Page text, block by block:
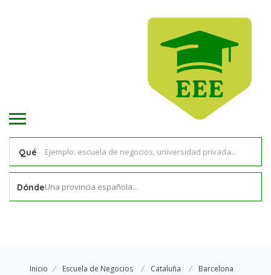
Qué
DóndeUna provincia española...
Inicio Escuela de Negocios Cataluña
Barcelona